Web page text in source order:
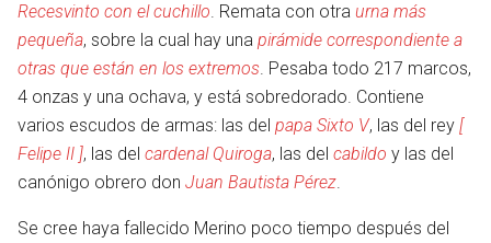
Recesvinto con el cuchillo. Remata con otra urna más
pequeña, sobre la cual hay una pirámide correspondiente a
otras que están en los extremos. Pesaba todo 217 marcos,
4 onzas y una ochava, y está sobredorado. Contiene
varios escudos de armas: las del papa Sixto V, las del rey [
Felipe II ], las del cardenal Quiroga, las del cabildo y las del
canónigo obrero don Juan Bautista Pérez.
Se cree haya fallecido Merino poco tiempo después del